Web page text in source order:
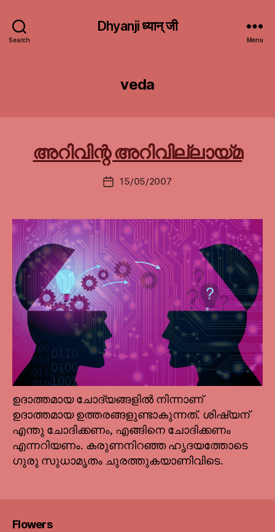
Search
Dhyanji ध्यान् जी
Menu
veda
അറിവിന്റ അറിവില്ലായ്മ
Post15/05/2007
ഉദാത്തമായ ചോദ്യങ്ങളില്‍ നിന്നാണ്
ഉദാത്തമായ ഉത്തരങ്ങളുണ്ടാകുന്നത്. ശിഷ്യന്
എന്തു ചോദിക്കണം, എങ്ങിനെ ചോദിക്കണം
എന്നറിയണം. കരുണനിറഞ്ഞ ഹൃദയത്തോടെ
ഗുരു സുധാമൃതം ചുരത്തുകയാണിവിടെ.
Flowers